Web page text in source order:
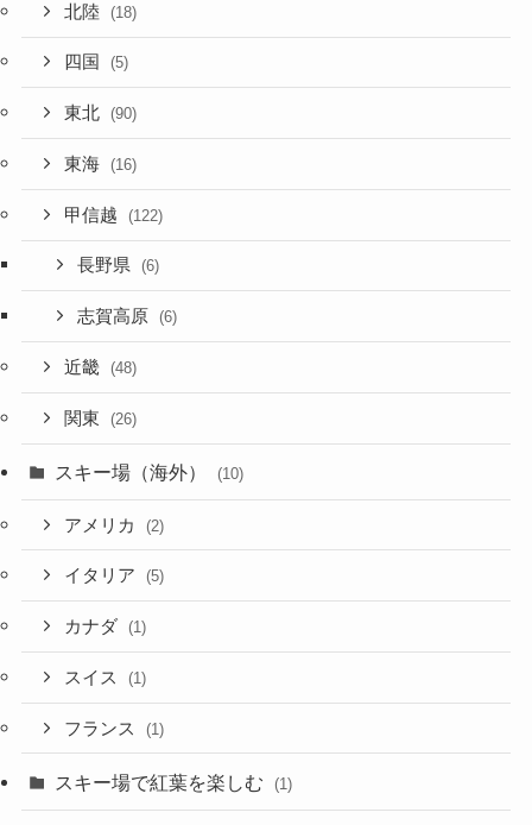
北陸 (18)
四国 (5)
東北 (90)
東海 (16)
甲信越 (122)
長野県 (6)
志賀高原 (6)
近畿 (48)
関東 (26)
スキー場（海外） (10)
アメリカ (2)
イタリア (5)
カナダ (1)
スイス (1)
フランス (1)
スキー場で紅葉を楽しむ (1)